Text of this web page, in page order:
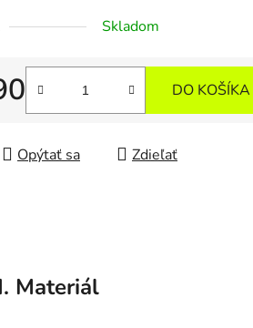
Skladom
cena:
DO KOŠÍKA
Opýtať sa Zdieľať
Materiál